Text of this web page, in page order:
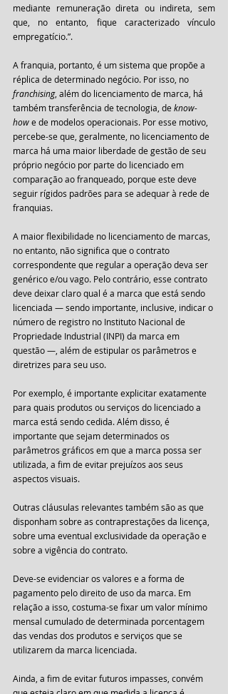
mediante remuneração direta ou indireta, sem
que, no entanto, fique caracterizado vínculo
empregatício.”.
A franquia, portanto, é um sistema que propõe a
réplica de determinado negócio. Por isso, no
franchising, além do licenciamento de marca, há
também transferência de tecnologia, de know-
how e de modelos operacionais. Por esse motivo,
percebe-se que, geralmente, no licenciamento de
marca há uma maior liberdade de gestão de seu
próprio negócio por parte do licenciado em
comparação ao franqueado, porque este deve
seguir rígidos padrões para se adequar à rede de
franquias.
A maior flexibilidade no licenciamento de marcas,
no entanto, não significa que o contrato
correspondente que regular a operação deva ser
genérico e/ou vago. Pelo contrário, esse contrato
deve deixar claro qual é a marca que está sendo
licenciada — sendo importante, inclusive, indicar o
número de registro no Instituto Nacional de
Propriedade Industrial (INPI) da marca em
questão —, além de estipular os parâmetros e
diretrizes para seu uso.
Por exemplo, é importante explicitar exatamente
para quais produtos ou serviços do licenciado a
marca está sendo cedida. Além disso, é
importante que sejam determinados os
parâmetros gráficos em que a marca possa ser
utilizada, a fim de evitar prejuízos aos seus
aspectos visuais.
Outras cláusulas relevantes também são as que
disponham sobre as contraprestações da licença,
sobre uma eventual exclusividade da operação e
sobre a vigência do contrato.
Deve-se evidenciar os valores e a forma de
pagamento pelo direito de uso da marca. Em
relação a isso, costuma-se fixar um valor mínimo
mensal cumulado de determinada porcentagem
das vendas dos produtos e serviços que se
utilizarem da marca licenciada.
Ainda, a fim de evitar futuros impasses, convém